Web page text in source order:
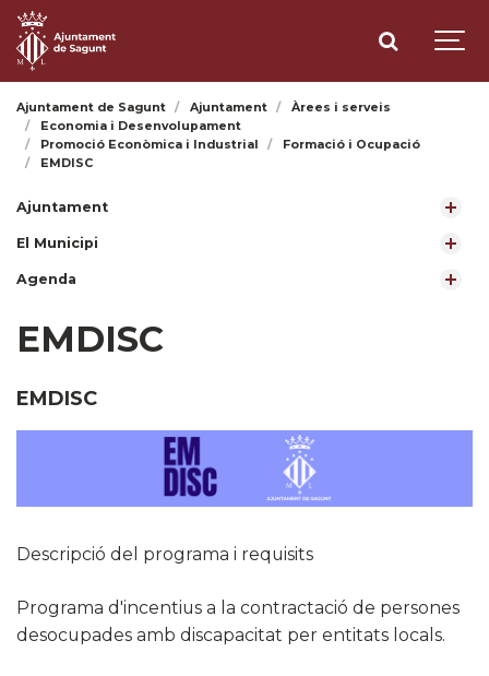
Ajuntament de Sagunt Ajuntament
Àrees i serveis
Economia i Desenvolupament
Promoció Econòmica i Industrial
Formació i Ocupació
EMDISC
Ajuntament
El Municipi
Agenda
EMDISC
EMDISC
Descripció del programa i requisits
Programa d'incentius a la contractació de persones
desocupades amb discapacitat per entitats locals.